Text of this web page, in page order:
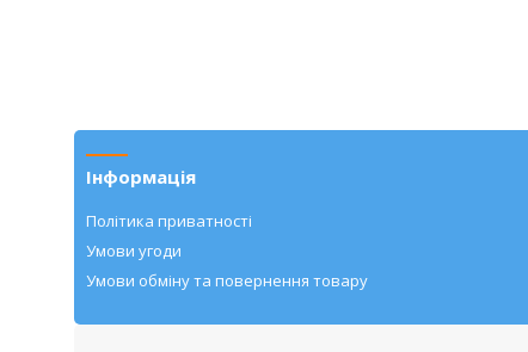
Інформація
Політика приватності
Умови угоди
Умови обміну та повернення товару